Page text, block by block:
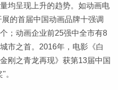
均呈现上升的趋势。如动画电
的首届中国动画品牌十强调
；动画企业前25强中全市有8
市之首。2016年，电影《白
刚之青龙再现》获第13届中国
。